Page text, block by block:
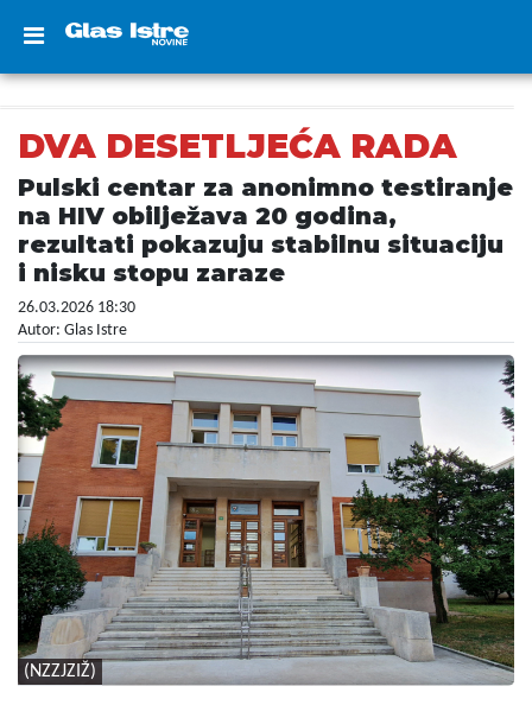
DVA DESETLJEĆA RADA
Pulski centar za anonimno testiranje
na HIV obilježava 20 godina,
rezultati pokazuju stabilnu situaciju
i nisku stopu zaraze
26.03.2026 18:30
Autor: Glas Istre
(NZZJZIŽ)